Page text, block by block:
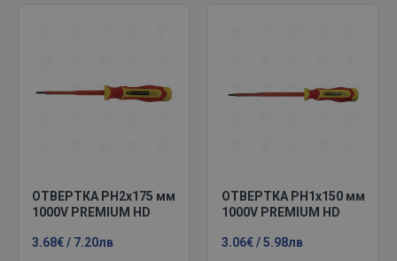
ОТВЕРТКА PH2x175 мм
1000V PREMIUM HD
3.68€ / 7.20лв
ОТВЕРТКА PH1x150 мм
1000V PREMIUM HD
3.06€ / 5.98лв